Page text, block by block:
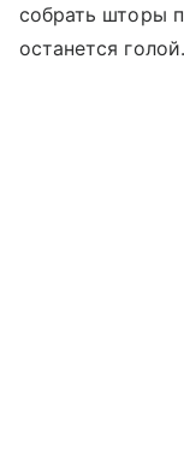
собрать шторы
останется голой.